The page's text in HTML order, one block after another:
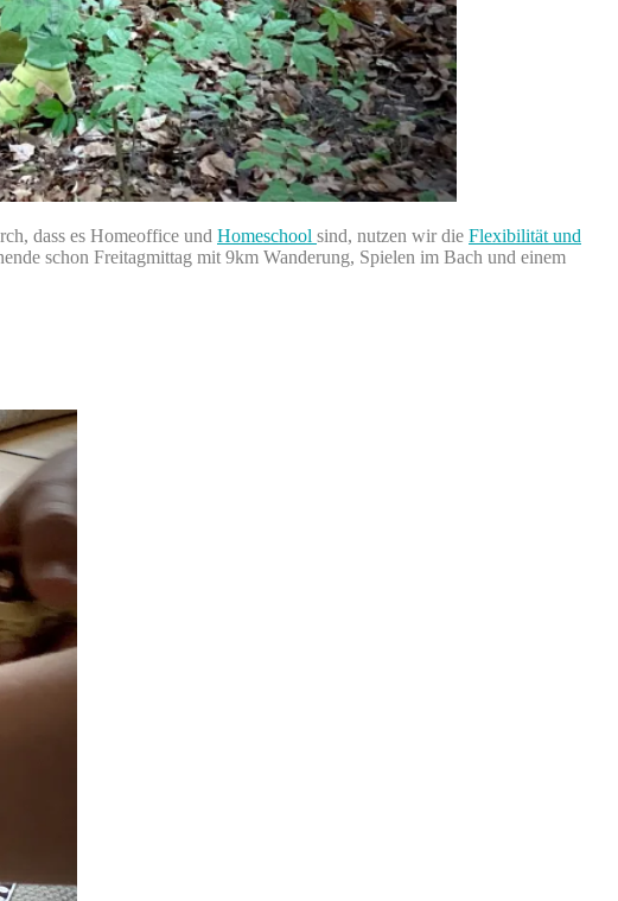
dass es Homeoffice und Homeschool sind, nutzen wir die Flexibilität und
schon Freitagmittag mit 9km Wanderung, Spielen im Bach und einem